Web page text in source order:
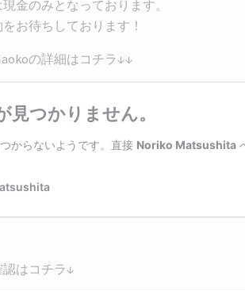
金のみとなっております。
お待ちしております！
の詳細はコチラ↓↓
はコチラ↓